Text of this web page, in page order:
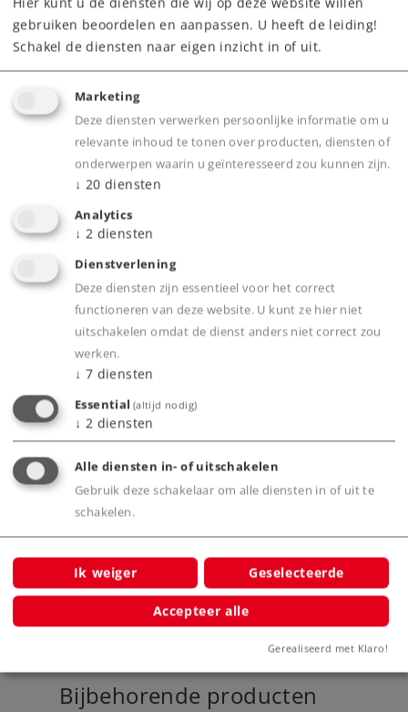
Highlights
Exclusief bij Märklin en Trix.
Fijn gedetailleerde metalen uitvoering met
veel los aangebrachte details.
Pantografen digitaal beweegbaar.
Cabineverlichting digitaal te bedienen.
Veel apart schakelbare rangeer- en bijzondere
signalen.
Digitale mfx+ decoder met uitgebreide
bedrijfs- en geluidsfuncties.
Bufferhoogte volgens NEM.
Product
Productinfo
Digitale functies
Bijbehorende producten
gebruiken beoordelen en aanpassen. U heeft de leiding!
Schakel de diensten naar eigen inzicht in of uit.
Marketing
Deze diensten verwerken persoonlijke informatie om u
relevante inhoud te tonen over producten, diensten of
onderwerpen waarin u geïnteresseerd zou kunnen zijn.
↓ 20 diensten
Analytics
↓ 2 diensten
Dienstverlening
Deze diensten zijn essentieel voor het correct
functioneren van deze website. U kunt ze hier niet
uitschakelen omdat de dienst anders niet correct zou
werken.
↓ 7 diensten
Essential (altijd nodig)
↓ 2 diensten
Alle diensten in- of uitschakelen
Gebruik deze schakelaar om alle diensten in of uit te
schakelen.
Ik weiger Geselecteerde
Accepteer alle
Gerealiseerd met Klaro!